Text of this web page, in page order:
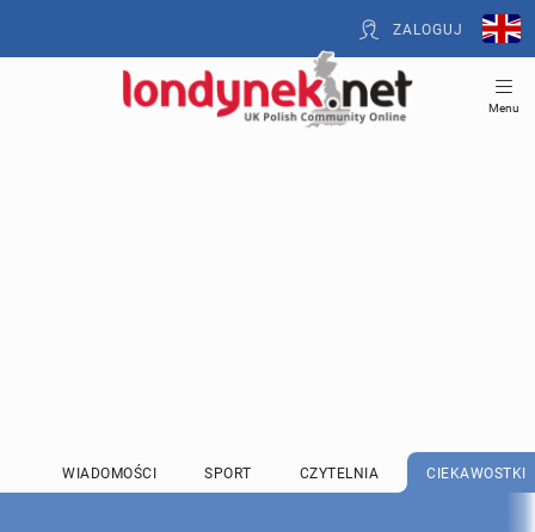
ZALOGUJ
Menu
WIADOMOŚCI SPORT CZYTELNIA CIEKAWOSTKI